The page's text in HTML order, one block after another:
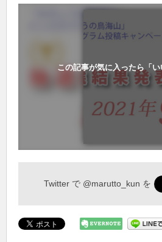
この記事が気に入ったら「い
Twitter で @marutto_kun を